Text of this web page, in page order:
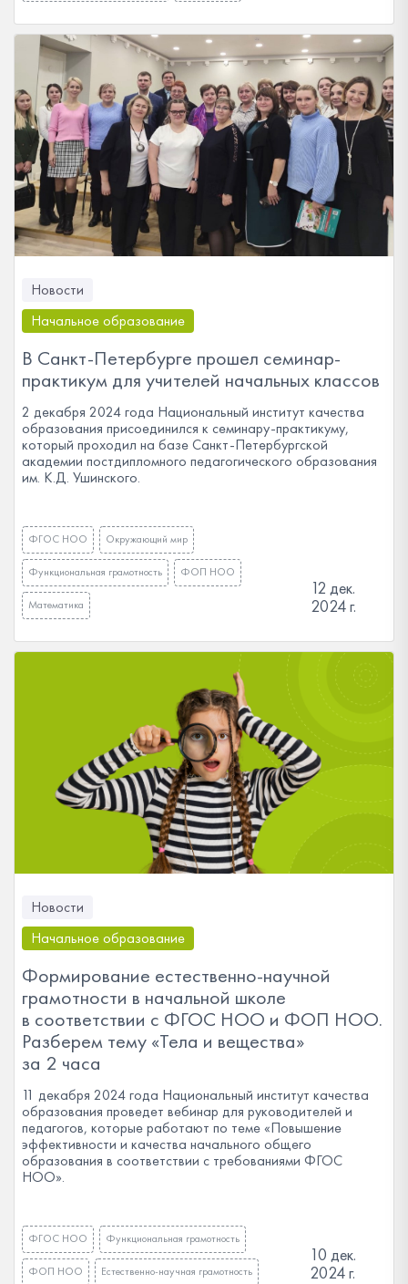
Новости
Начальное образование
В Санкт-Петербурге прошел семинар-
практикум для учителей начальных классов
2 декабря 2024 года Национальный институт качества
образования присоединился к семинару-практикуму,
который проходил на базе Санкт-Петербургской
академии постдипломного педагогического образования
им. К.Д. Ушинского.
ФГОС НОО Окружающий мир
Функциональная грамотность ФОП НОО
Математика
12 дек.
2024 г.
Новости
Начальное образование
Формирование естественно-научной
грамотности в начальной школе
в соответствии с ФГОС НОО и ФОП НОО.
Разберем тему «Тела и вещества»
за 2 часа
11 декабря 2024 года Национальный институт качества
образования проведет вебинар для руководителей и
педагогов, которые работают по теме «Повышение
эффективности и качества начального общего
образования в соответствии с требованиями ФГОС
НОО».
ФГОС НОО Функциональная грамотность
ФОП НОО Естественно-научная грамотность
10 дек.
2024 г.